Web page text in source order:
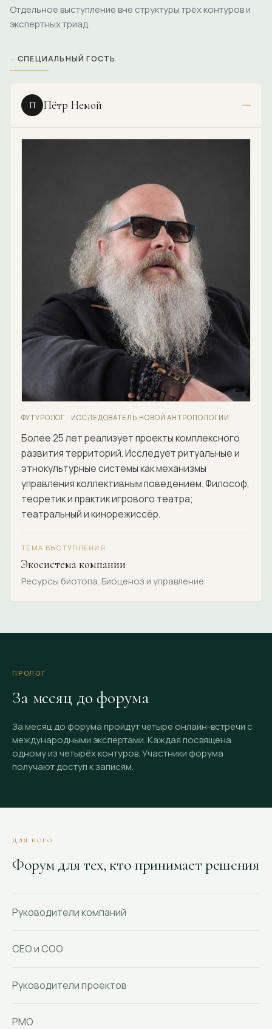
Отдельное выступление вне структуры трёх контуров и
экспертных триад.
—СПЕЦИАЛЬНЫЙ ГОСТЬ
П Пётр Немой
ФУТУРОЛОГ · ИССЛЕДОВАТЕЛЬ НОВОЙ АНТРОПОЛОГИИ
Более 25 лет реализует проекты комплексного
развития территорий. Исследует ритуальные и
этнокультурные системы как механизмы
управления коллективным поведением. Философ,
теоретик и практик игрового театра;
театральный и кинорежиссёр.
ТЕМА ВЫСТУПЛЕНИЯ
Экосистема компании
Ресурсы биотопа. Биоценоз и управление.
ПРОЛОГ
За месяц до форума
За месяц до форума пройдут четыре онлайн-встречи с
международными экспертами. Каждая посвящена
одному из четырёх контуров. Участники форума
получают доступ к записям.
ДЛЯ КОГО
Форум для тех, кто принимает решения
Руководители компаний
CEO и COO
Руководители проектов
PMO